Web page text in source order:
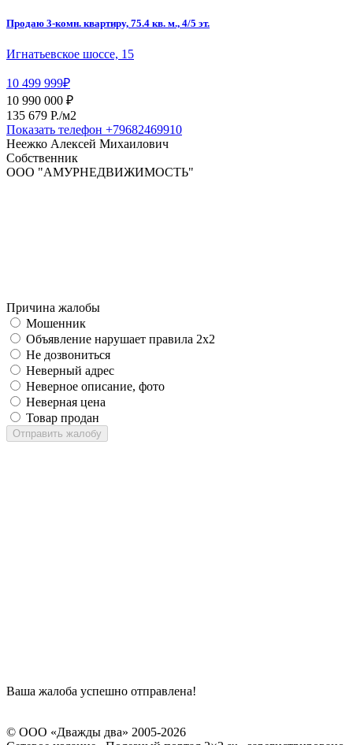
Продаю 3-комн. квартиру, 75.4 кв. м., 4/5 эт.
Игнатьевское шоссе, 15
10 499 999₽
10 990 000 ₽
135 679 P./м2
Показать телефон +79682469910
Неежко Алексей Михаилович
Собственник
ООО "АМУРНЕДВИЖИМОСТЬ"
Причина жалобы
Мошенник
Объявление нарушает правила 2x2
Не дозвониться
Неверный адрес
Неверное описание, фото
Неверная цена
Товар продан
Отправить жалобу
Ваша жалоба успешно отправлена!
© ООО «Дважды два» 2005-2026